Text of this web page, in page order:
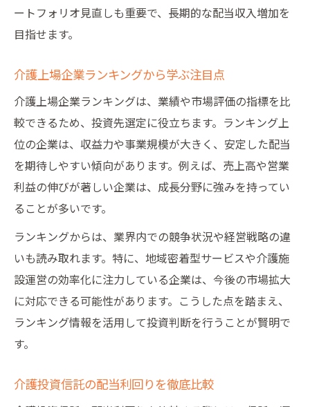
ートフォリオ見直しも重要で、長期的な配当収入増加を
目指せます。
介護上場企業ランキングから学ぶ注目点
介護上場企業ランキングは、業績や市場評価の指標を比
較できるため、投資先選定に役立ちます。ランキング上
位の企業は、収益力や事業規模が大きく、安定した配当
を期待しやすい傾向があります。例えば、売上高や営業
利益の伸びが著しい企業は、成長分野に強みを持ってい
ることが多いです。
ランキングからは、業界内での競争状況や経営戦略の違
いも読み取れます。特に、地域密着型サービスや介護施
設運営の効率化に注力している企業は、今後の市場拡大
に対応できる可能性があります。こうした点を踏まえ、
ランキング情報を活用して投資判断を行うことが賢明で
す。
介護投資信託の配当利回りを徹底比較